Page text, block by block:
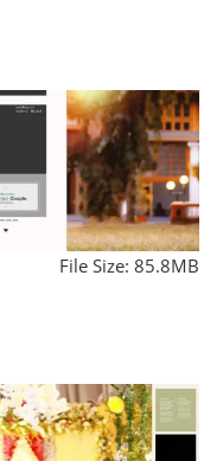
File Size: 85.8MB